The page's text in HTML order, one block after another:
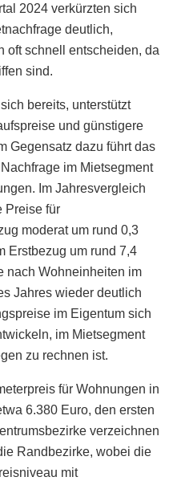
2024 verkürzten sich
deutlich,
oft schnell entscheiden, da
sind.
bereits, unterstützt
und günstigere
Gegensatz dazu führt das
im Mietsegment
Im Jahresvergleich
Preise für
moderat um rund 0,3
Erstbezug um rund 7,4
nach Wohneinheiten im
Jahres wieder deutlich
im Eigentum sich
im Mietsegment
zu rechnen ist.
für Wohnungen in
6.380 Euro, den ersten
verzeichnen
Randbezirke, wobei die
mit